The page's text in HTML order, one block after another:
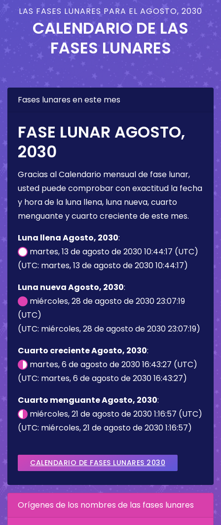
LAS FASES LUNARES PARA EL AGOSTO, 2030
CALENDARIO DE LAS
FASES LUNARES
Fases lunares en este mes
FASE LUNAR AGOSTO,
2030
Gracias al Calendario mensual de fase lunar,
usted puede comprobar con exactitud la fecha
y hora de la luna llena, luna nueva, cuarto
menguante y cuarto creciente de este mes.
Luna llena Agosto, 2030:
martes, 13 de agosto de 2030 10:44:17 (UTC)
(UTC: martes, 13 de agosto de 2030 10:44:17)
Luna nueva Agosto, 2030:
miércoles, 28 de agosto de 2030 23:07:19
(UTC)
(UTC: miércoles, 28 de agosto de 2030 23:07:19)
Cuarto creciente Agosto, 2030:
martes, 6 de agosto de 2030 16:43:27 (UTC)
(UTC: martes, 6 de agosto de 2030 16:43:27)
Cuarto menguante Agosto, 2030:
miércoles, 21 de agosto de 2030 1:16:57 (UTC)
(UTC: miércoles, 21 de agosto de 2030 1:16:57)
CALENDARIO DE FASES LUNARES 2030
Orígenes de los nombres de las fases lunares